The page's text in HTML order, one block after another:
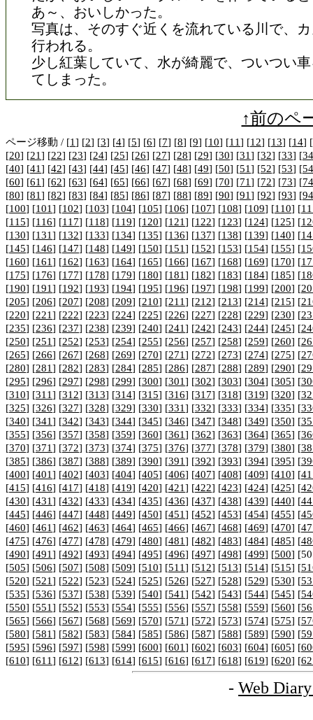
あ～、おいしかった。
写真は、そのすぐ近くを流れている川で、
行われる。
少し紅葉していて、水が綺麗で、ついつい
てしまった。
↑前のペ
ページ移動 / [1] [2] [3] [4] [5] [6] [7] [8] [9] [10] [11] [12] [13] [14] [
[20] [21] [22] [23] [24] [25] [26] [27] [28] [29] [30] [31] [32] [33] [34
[40] [41] [42] [43] [44] [45] [46] [47] [48] [49] [50] [51] [52] [53] [54
[60] [61] [62] [63] [64] [65] [66] [67] [68] [69] [70] [71] [72] [73] [74
[80] [81] [82] [83] [84] [85] [86] [87] [88] [89] [90] [91] [92] [93] [94
[100] [101] [102] [103] [104] [105] [106] [107] [108] [109] [110] [
[115] [116] [117] [118] [119] [120] [121] [122] [123] [124] [125] [
[130] [131] [132] [133] [134] [135] [136] [137] [138] [139] [140] [
[145] [146] [147] [148] [149] [150] [151] [152] [153] [154] [155] [
[160] [161] [162] [163] [164] [165] [166] [167] [168] [169] [170] [
[175] [176] [177] [178] [179] [180] [181] [182] [183] [184] [185] [
[190] [191] [192] [193] [194] [195] [196] [197] [198] [199] [200] [
[205] [206] [207] [208] [209] [210] [211] [212] [213] [214] [215] [
[220] [221] [222] [223] [224] [225] [226] [227] [228] [229] [230] [
[235] [236] [237] [238] [239] [240] [241] [242] [243] [244] [245] [
[250] [251] [252] [253] [254] [255] [256] [257] [258] [259] [260] [
[265] [266] [267] [268] [269] [270] [271] [272] [273] [274] [275] [
[280] [281] [282] [283] [284] [285] [286] [287] [288] [289] [290] [
[295] [296] [297] [298] [299] [300] [301] [302] [303] [304] [305] [
[310] [311] [312] [313] [314] [315] [316] [317] [318] [319] [320] [
[325] [326] [327] [328] [329] [330] [331] [332] [333] [334] [335] [
[340] [341] [342] [343] [344] [345] [346] [347] [348] [349] [350] [
[355] [356] [357] [358] [359] [360] [361] [362] [363] [364] [365] [
[370] [371] [372] [373] [374] [375] [376] [377] [378] [379] [380] [
[385] [386] [387] [388] [389] [390] [391] [392] [393] [394] [395] [
[400] [401] [402] [403] [404] [405] [406] [407] [408] [409] [410] [
[415] [416] [417] [418] [419] [420] [421] [422] [423] [424] [425] [
[430] [431] [432] [433] [434] [435] [436] [437] [438] [439] [440] [
[445] [446] [447] [448] [449] [450] [451] [452] [453] [454] [455] [
[460] [461] [462] [463] [464] [465] [466] [467] [468] [469] [470] [
[475] [476] [477] [478] [479] [480] [481] [482] [483] [484] [485] [
[490] [491] [492] [493] [494] [495] [496] [497] [498] [499] [500]
[505] [506] [507] [508] [509] [510] [511] [512] [513] [514] [515] [
[520] [521] [522] [523] [524] [525] [526] [527] [528] [529] [530] [
[535] [536] [537] [538] [539] [540] [541] [542] [543] [544] [545] [
[550] [551] [552] [553] [554] [555] [556] [557] [558] [559] [560] [
[565] [566] [567] [568] [569] [570] [571] [572] [573] [574] [575] [
[580] [581] [582] [583] [584] [585] [586] [587] [588] [589] [590] [
[595] [596] [597] [598] [599] [600] [601] [602] [603] [604] [605] [
[610] [611] [612] [613] [614] [615] [616] [617] [618] [619] [620] [
- Web